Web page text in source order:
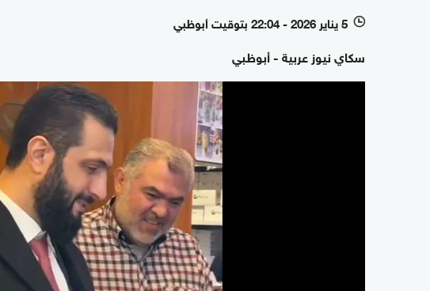
l 5 يناير 2026 - 22:04 بتوقيت أبوظبي
سكاي نيوز عربية - أبوظبي